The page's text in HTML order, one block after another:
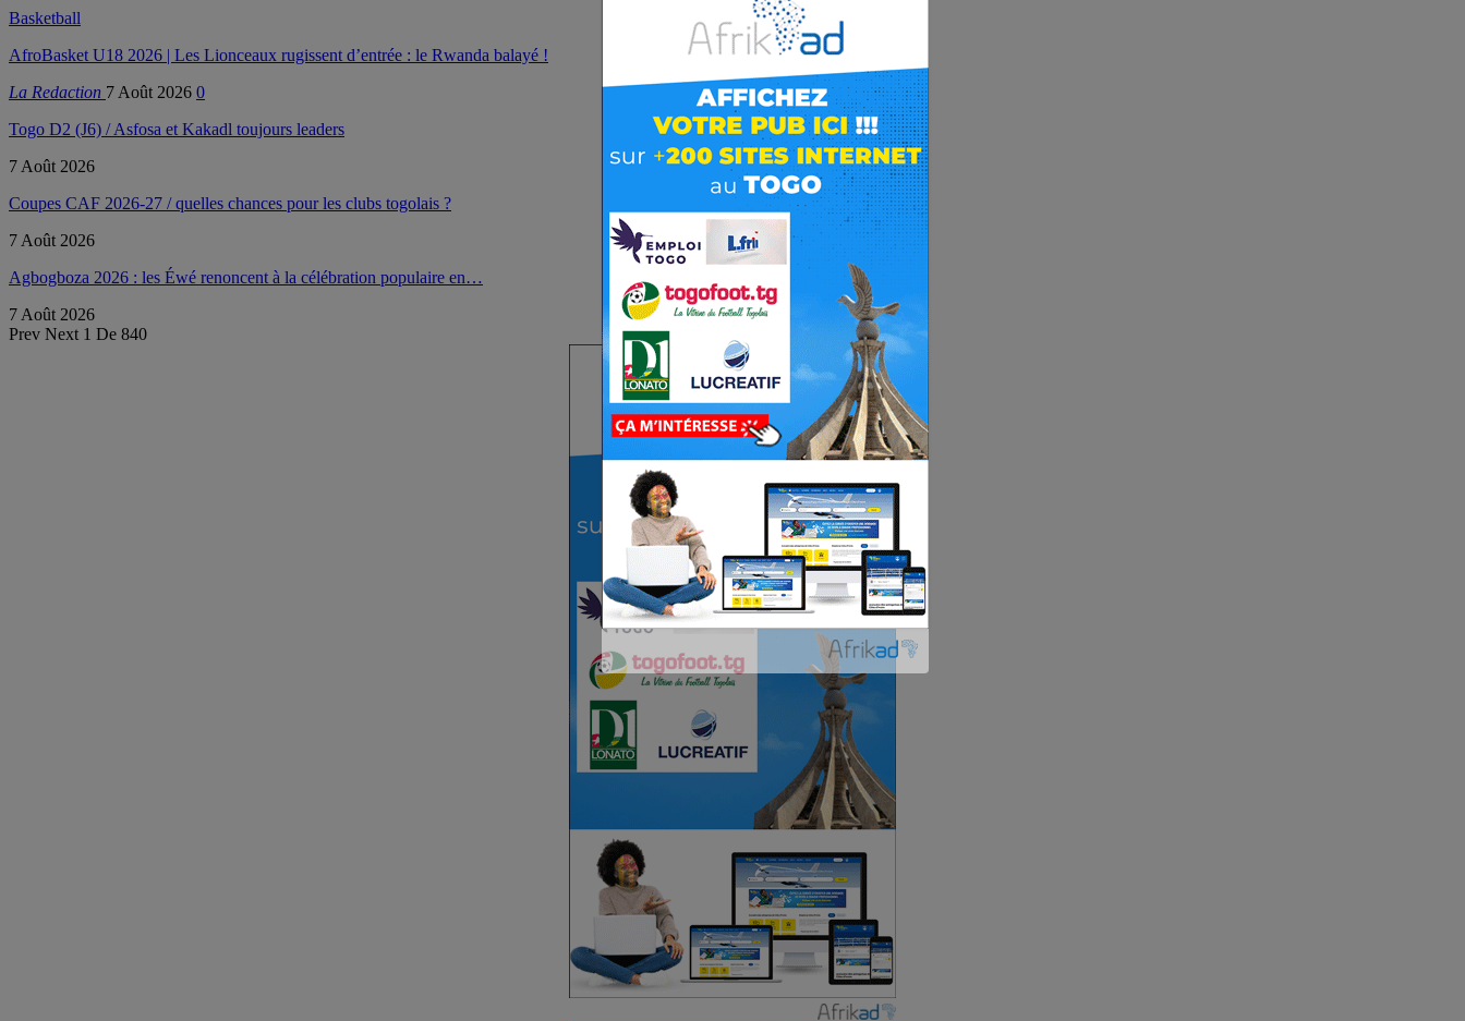
Basketball
AfroBasket U18 2026 | Les Lionceaux rugissent d’entrée : le Rwanda balayé !
La Redaction 7 Août 2026 0
Togo D2 (J6) / Asfosa et Kakadl toujours leaders
7 Août 2026
Coupes CAF 2026-27 / quelles chances pour les clubs togolais ?
7 Août 2026
Agbogboza 2026 : les Éwé renoncent à la célébration populaire en…
7 Août 2026
Prev Next 1 De 840